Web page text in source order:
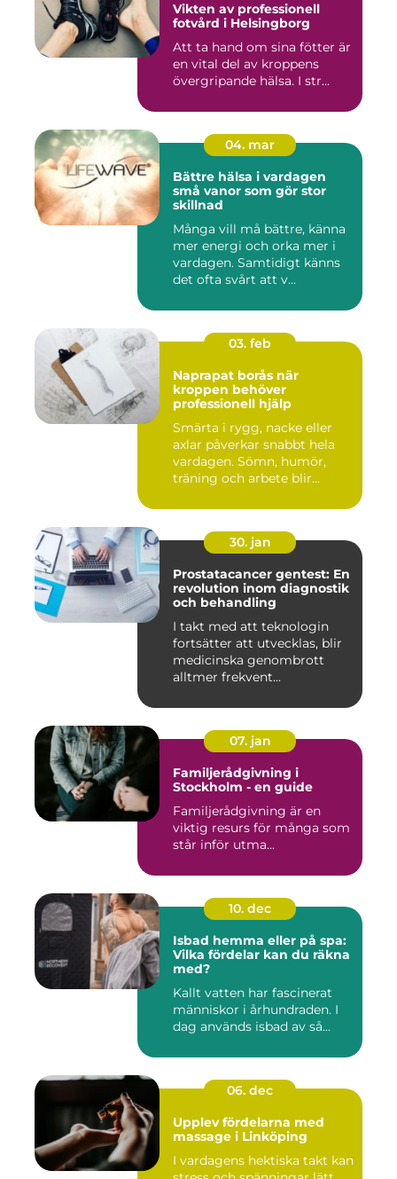
Vikten av professionell
fotvård i Helsingborg
Att ta hand om sina fötter är
en vital del av kroppens
övergripande hälsa. I str...
04. mar
Bättre hälsa i vardagen
små vanor som gör stor
skillnad
Många vill må bättre, känna
mer energi och orka mer i
vardagen. Samtidigt känns
det ofta svårt att v...
03. feb
Naprapat borås när
kroppen behöver
professionell hjälp
Smärta i rygg, nacke eller
axlar påverkar snabbt hela
vardagen. Sömn, humör,
träning och arbete blir...
30. jan
Prostatacancer gentest: En
revolution inom diagnostik
och behandling
I takt med att teknologin
fortsätter att utvecklas, blir
medicinska genombrott
alltmer frekvent...
07. jan
Familjerådgivning i
Stockholm - en guide
Familjerådgivning är en
viktig resurs för många som
står inför utma...
10. dec
Isbad hemma eller på spa:
Vilka fördelar kan du räkna
med?
Kallt vatten har fascinerat
människor i århundraden. I
dag används isbad av så...
06. dec
Upplev fördelarna med
massage i Linköping
I vardagens hektiska takt kan